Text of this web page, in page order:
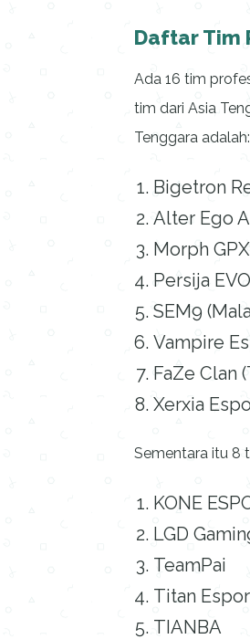
Daftar Tim
Ada 16 tim
tim dari Asia
Tenggara adalah:
Bigetron
Alter Ego
Morph
Persija
SEM9
Vampire
FaZe Clan
Xerxia
Sementara itu 8
KONE
LGD
TeamPai
Titan
TIANBA